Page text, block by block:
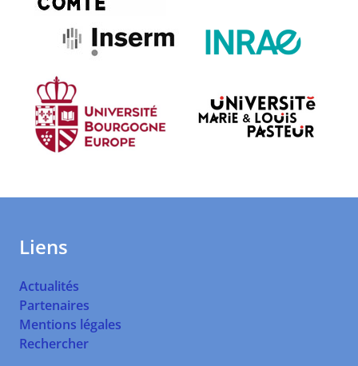
Liens
Actualités
Partenaires
Mentions légales
Rechercher